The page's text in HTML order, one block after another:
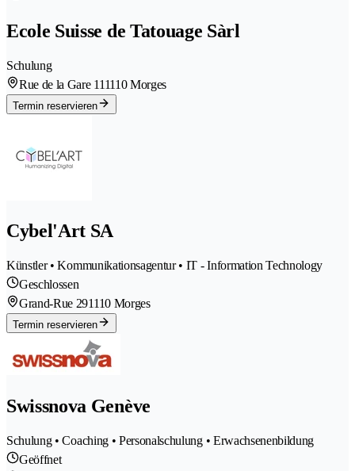
Ecole Suisse de Tatouage Sàrl
Schulung
Rue de la Gare 111110 Morges
Termin reservieren
Cybel'Art SA
Künstler • Kommunikationsagentur • IT - Information Technology
Geschlossen
Grand-Rue 291110 Morges
Termin reservieren
Swissnova Genève
Schulung • Coaching • Personalschulung • Erwachsenenbildung
Geöffnet